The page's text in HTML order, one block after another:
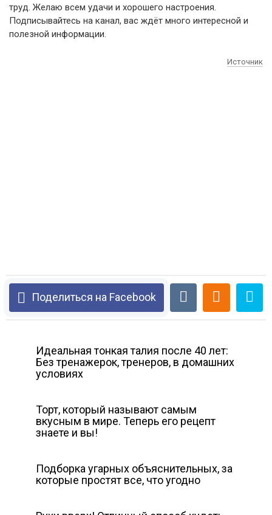
труд. Желаю всем удачи и хорошего настроения.
Подписывайтесь на канал, вас ждёт много интересной и
полезной информации.
Источник
Поделиться на Facebook
Идеальная тонкая талия после 40 лет:
Без тренажерок, тренеров, в домашних
условиях
Торт, который называют самым
вкусным в мире. Теперь его рецепт
знаете и вы!
Подборка угарных объяснительных, за
которые простят все, что угодно